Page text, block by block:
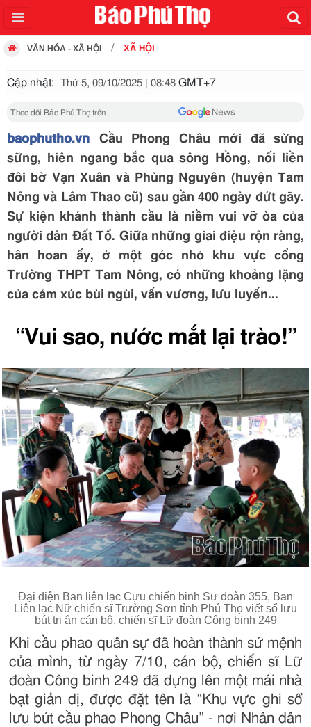
VĂN HÓA - XÃ HỘI XÃ HỘI
Cập nhật: Thứ 5, 09/10/2025 | 08:48 GMT+7
Theo dõi Báo Phú Thọ trên
baophutho.vn Cầu Phong Châu mới đã sừng
sững, hiên ngang bắc qua sông Hồng, nối liền
đôi bờ Vạn Xuân và Phùng Nguyên (huyện Tam
Nông và Lâm Thao cũ) sau gần 400 ngày đứt gãy.
Sự kiện khánh thành cầu là niềm vui vỡ òa của
người dân Đất Tổ. Giữa những giai điệu rộn ràng,
hân hoan ấy, ở một góc nhỏ khu vực cổng
Trường THPT Tam Nông, có những khoảng lặng
của cảm xúc bùi ngùi, vấn vương, lưu luyến...
“Vui sao, nước mắt lại trào!”
Đại diện Ban liên lạc Cựu chiến binh Sư đoàn 355, Ban
Liên lạc Nữ chiến sĩ Trường Sơn tỉnh Phú Thọ viết sổ lưu
bút tri ân cán bộ, chiến sĩ Lữ đoàn Công binh 249
Khi cầu phao quân sự đã hoàn thành sứ mệnh
của mình, từ ngày 7/10, cán bộ, chiến sĩ Lữ
đoàn Công binh 249 đã dựng lên một mái nhà
bạt giản dị, được đặt tên là “Khu vực ghi sổ
lưu bút cầu phao Phong Châu” - nơi Nhân dân